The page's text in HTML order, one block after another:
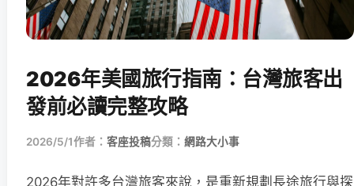
2026年美國旅行指南：台灣旅客出
發前必讀完整攻略
2026/5/1作者： 客座投稿分類： 網路大小事
2026年對許多台灣旅客來說，是重新規劃長途旅行與探